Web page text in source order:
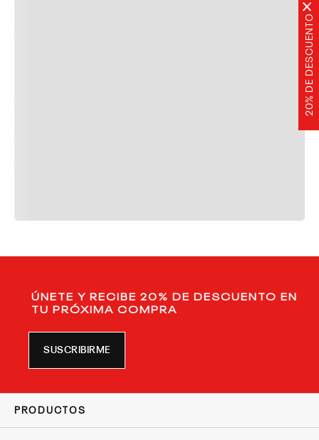
20% DE DESCUENTO
×
ÚNETE Y RECIBE 20% DE DESCUENTO EN
TU PRÓXIMA COMPRA
SUSCRIBIRME
PRODUCTOS